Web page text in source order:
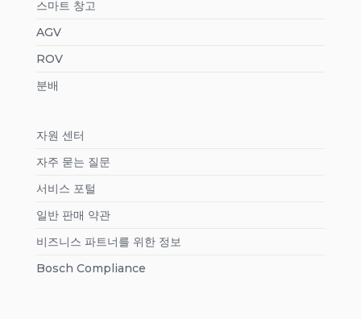
스마트 창고
AGV
ROV
분배
자원 센터
자주 묻는 질문
서비스 포털
일반 판매 약관
비즈니스 파트너를 위한 정보
Bosch Compliance